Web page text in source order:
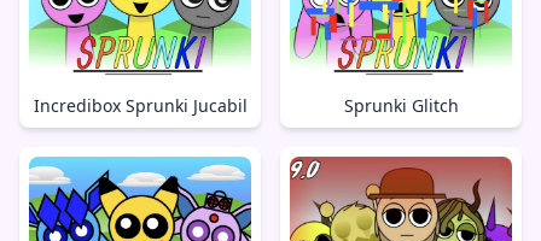
Incredibox Sprunki Jucabil Sprunki Glitch